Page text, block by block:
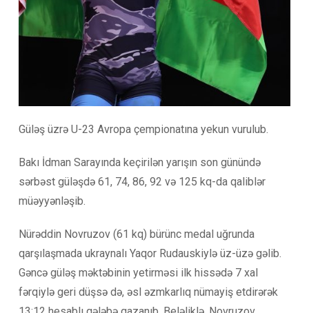
Güləş üzrə U-23 Avropa çempionatına yekun vurulub.
Bakı İdman Sarayında keçirilən yarışın son günündə
sərbəst güləşdə 61, 74, 86, 92 və 125 kq-da qaliblər
müəyyənləşib.
Nürəddin Novruzov (61 kq) bürünc medal uğrunda
qarşılaşmada ukraynalı Yaqor Rudauskiylə üz-üzə gəlib.
Gəncə güləş məktəbinin yetirməsi ilk hissədə 7 xal
fərqiylə geri düşsə də, əsl əzmkarlıq nümayiş etdirərək